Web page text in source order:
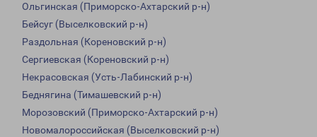
Ольгинская (Приморско-Ахтарский р-н)
Бейсуг (Выселковский р-н)
Раздольная (Кореновский р-н)
Сергиевская (Кореновский р-н)
Некрасовская (Усть-Лабинский р-н)
Беднягина (Тимашевский р-н)
Морозовский (Приморско-Ахтарский р-н)
Новомалороссийская (Выселковский р-н)